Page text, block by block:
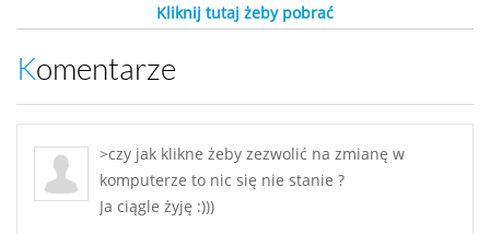
Kliknij tutaj żeby pobrać
Komentarze
>czy jak klikne żeby zezwolić na zmianę w
komputerze to nic się nie stanie ?
Ja ciągle żyję :)))